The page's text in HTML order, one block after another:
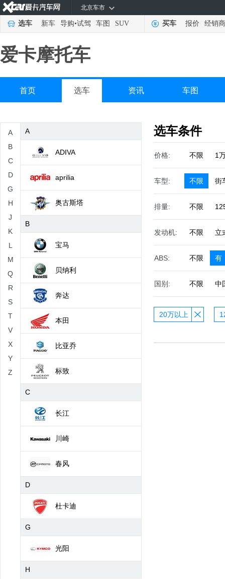
北京车市
选车 新车 导购•试驾 车图 SUV 买车 报价 经销商
爱卡摩托车
首页 选车 资讯 车图
A
B
C
D
G
H
J
K
L
M
Q
R
S
T
V
X
Y
Z
A
ADIVA
aprilia
奥古斯塔
B
宝马
贝纳利
奔达
本田
比亚乔
标致
C
长江
川崎
春风
D
杜卡迪
G
光阳
H
选车条件
价格: 不限 1
车型: 不限 街
排量: 不限
发动机: 不限 立
ABS: 不限 有
国别: 不限 中
20万以上